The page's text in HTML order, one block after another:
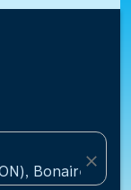
Bonaire, St
close